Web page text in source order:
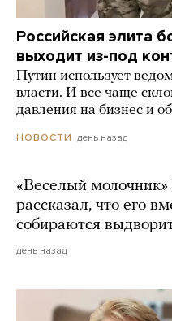
Российская элита
выходит из-под
Путин использует
власти. И все чаще
давления на бизнес и
НОВОСТИ день назад
«Веселый
рассказал, что его
собираются
день назад